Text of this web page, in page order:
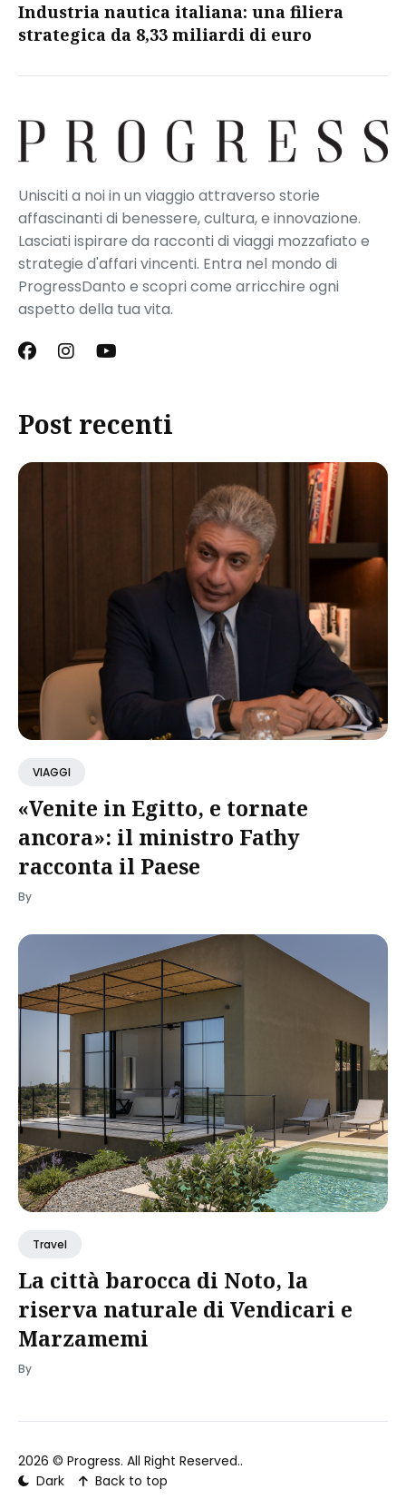
​Industria nautica italiana: una filiera
strategica da 8,33 miliardi di euro​
Unisciti a noi in un viaggio attraverso storie
affascinanti di benessere, cultura, e innovazione.
Lasciati ispirare da racconti di viaggi mozzafiato e
strategie d'affari vincenti. Entra nel mondo di
ProgressDanto e scopri come arricchire ogni
aspetto della tua vita.
Post recenti
VIAGGI
«Venite in Egitto, e tornate
ancora»: il ministro Fathy
racconta il Paese
By
Travel
La città barocca di Noto, la
riserva naturale di Vendicari e
Marzamemi
By
2026 © Progress. All Right Reserved..
Dark
Back to top